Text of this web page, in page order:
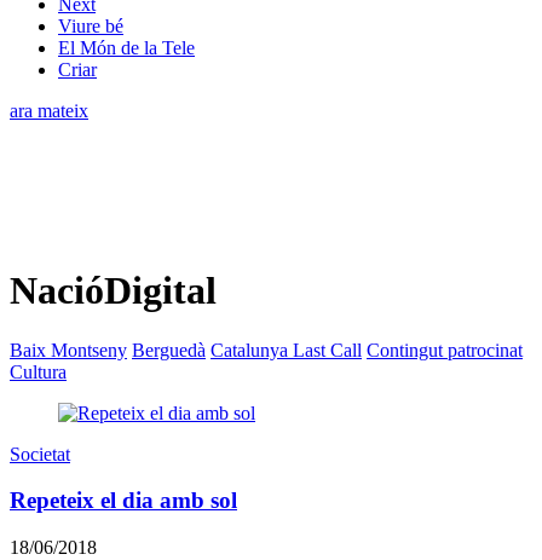
Viure bé
El Món de la Tele
Criar
ara mateix
NacióDigital
Baix Montseny Berguedà Catalunya Last Call Contingut patrocinat
Cultura
Societat
Repeteix el dia amb sol
18/06/2018